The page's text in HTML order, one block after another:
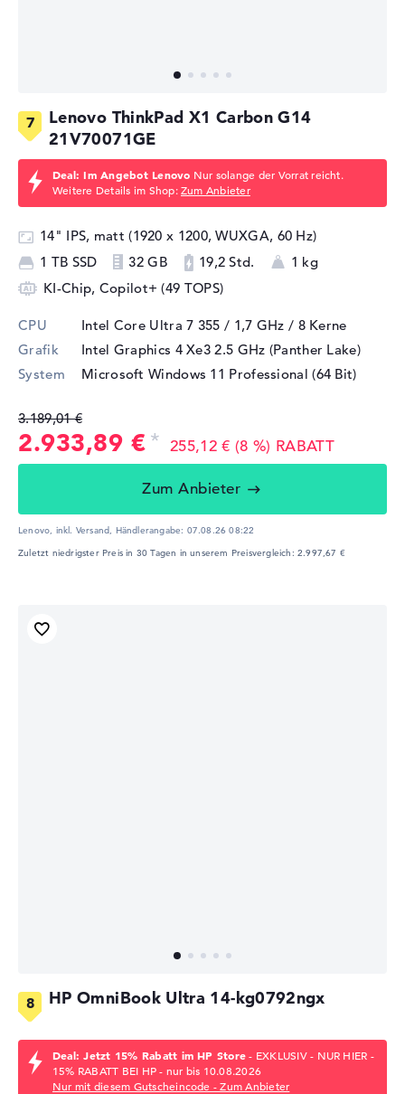
Lenovo ThinkPad X1 Carbon G14
21V70071GE
Deal: Im Angebot Lenovo Nur solange der Vorrat reicht.
Weitere Details im Shop:Zum Anbieter
14" IPS, matt (1920 x 1200, WUXGA, 60 Hz)
1 TB SSD
32 GB 19,2 Std.
1 kg
KI-Chip, Copilot+ (49 TOPS)
CPU Intel Core Ultra 7 355 / 1,7 GHz / 8 Kerne
Grafik
Intel Graphics 4 Xe3 2.5 GHz (Panther Lake)
System
Microsoft Windows 11 Professional (64 Bit)
3.189,01 €
2.933,89 € 255,12 € (8 %) RABATT
Zum Anbieter
Lenovo, inkl. Versand, Händlerangabe: 07.08.26 08:22
Zuletzt niedrigster Preis in 30 Tagen in unserem Preisvergleich: 2.997,67 €
HP OmniBook Ultra 14-kg0792ngx
Deal: Jetzt 15% Rabatt im HP Store- EXKLUSIV - NUR HIER -
15% RABATT BEI HP - nur bis 10.08.2026
Nur mit diesem Gutscheincode - Zum Anbieter